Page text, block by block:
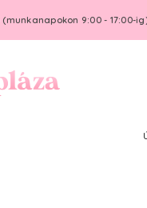
(munkanapokon 9:00 - 17:00-